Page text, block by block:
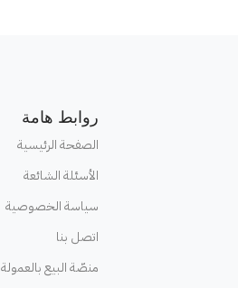
روابط هامة
الصفحة الرئيسية
الأسئلة الشائعة
سياسة الخصوصية
اتصل بنا
منصّة البيع بالعمولة